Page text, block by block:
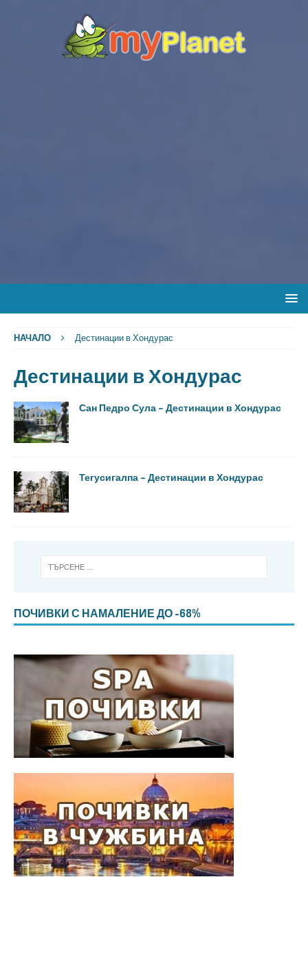
НАЧАЛО Дестинации в Хондурас
Дестинации в Хондурас
Сан Педро Сула – Дестинации в Хондурас
Тегусигалпа – Дестинации в Хондурас
ПОЧИВКИ С НАМАЛЕНИЕ ДО -68%